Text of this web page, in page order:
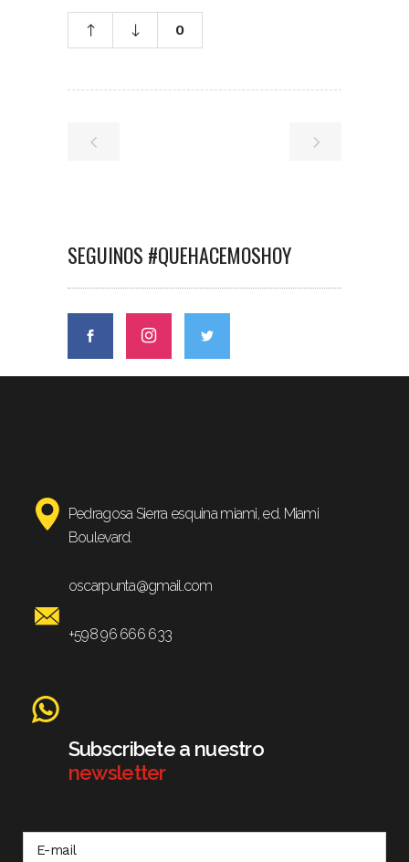
0
SEGUINOS #QUEHACEMOSHOY
Pedragosa Sierra esquina miami, ed. Miami
Boulevard.
oscarpunta@gmail.com
+598 96 666 633
Subscribete a nuestro
newsletter